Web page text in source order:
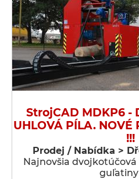
StrojCAD MDKP6 -
UHLOVÁ PÍLA. NOVÉ
!!!
Prodej / Nabídka >
Najnovšia